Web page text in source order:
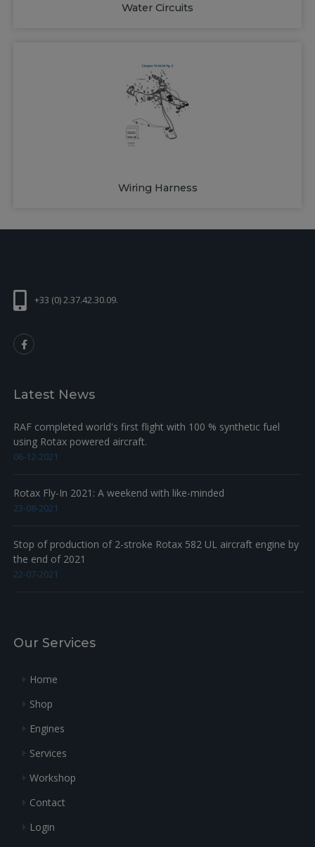
Water Circuits
Wiring Harness
+33 (0) 2.37.42.30.09.
Latest News
RAF completed world's first flight with 100 % synthetic fuel
using Rotax powered aircraft.
06-12-2021
Rotax Fly-In 2021: A weekend with like-minded
23-08-2021
Stop of production of 2-stroke Rotax 582 UL aircraft engine by
the end of 2021
22-07-2021
Our Services
Home
Shop
Engines
Services
Workshop
Contact
Login